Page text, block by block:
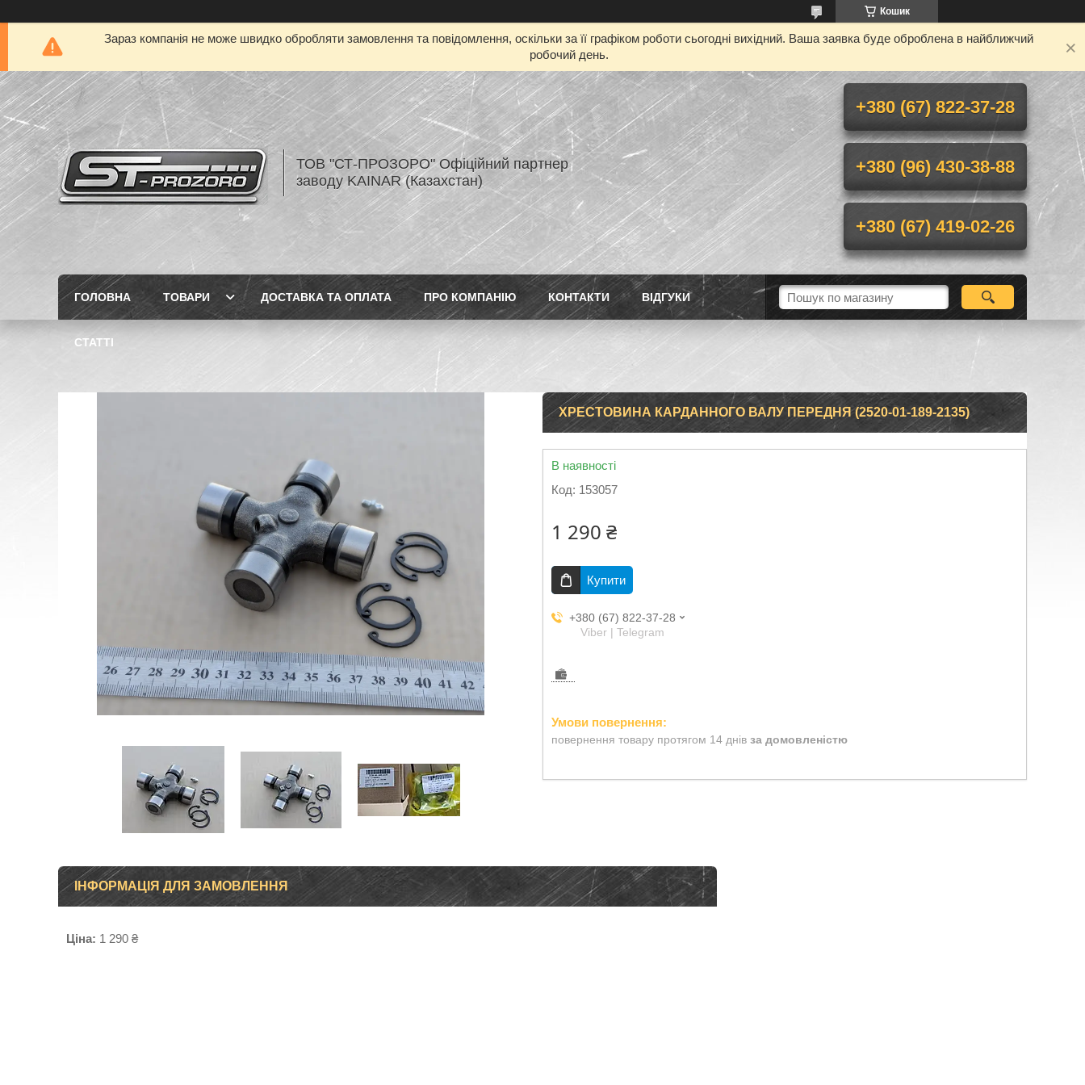
Кошик
Зараз компанія не може швидко обробляти замовлення та повідомлення, оскільки за її графіком роботи сьогодні вихідний. Ваша заявка буде оброблена в найближчий
робочий день.
ТОВ "СТ-ПРОЗОРО" Офіційний партнер
заводу KAINAR (Казахстан)
+380 (67) 822-37-28
+380 (96) 430-38-88
+380 (67) 419-02-26
ГОЛОВНА ТОВАРИ ДОСТАВКА ТА ОПЛАТА ПРО КОМПАНІЮ КОНТАКТИ ВІДГУКИ
СТАТТІ
ХРЕСТОВИНА КАРДАННОГО ВАЛУ ПЕРЕДНЯ (2520-01-189-2135)
В наявності
Код: 153057
1 290 ₴
Купити
+380 (67) 822-37-28
Viber | Telegram
повернення товару протягом 14 днів за домовленістю
ІНФОРМАЦІЯ ДЛЯ ЗАМОВЛЕННЯ
Ціна: 1 290 ₴